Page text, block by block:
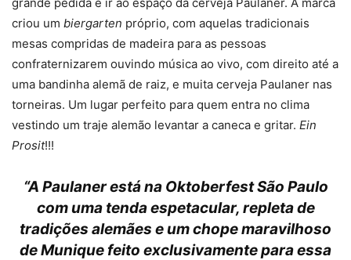
criou um biergarten próprio, com aquelas tradicionais
mesas compridas de madeira para as pessoas
confraternizarem ouvindo música ao vivo, com direito até a
uma bandinha alemã de raiz, e muita cerveja Paulaner nas
torneiras. Um lugar perfeito para quem entra no clima
vestindo um traje alemão levantar a caneca e gritar. Ein
Prosit!!!
“A Paulaner está na Oktoberfest São Paulo
com uma tenda espetacular, repleta de
tradições alemães e um chope maravilhoso
de Munique feito exclusivamente para essa